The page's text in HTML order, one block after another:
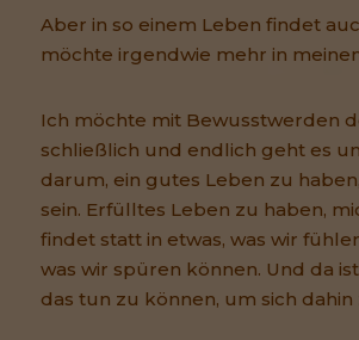
Aber in so einem Leben findet
möchte irgendwie mehr in
Ich möchte mit Bewusstwerden
schließlich und endlich geht es
darum, ein gutes Leben zu
sein. Erfülltes Leben zu haben,
findet statt in etwas, was wir
was wir spüren können. Und da
das tun zu können, um sich